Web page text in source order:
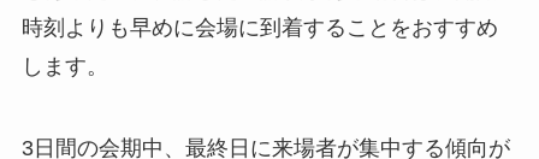
なります。
が開催されます。これらのセッションに参加する